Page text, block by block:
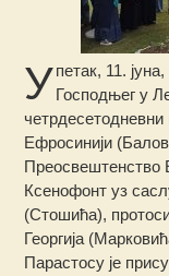
Упетак, 11.
Господњег у
Ефросинији
Преосвештенство
Ксенофонт уз
(Стошића),
Георгија
Парастосу је